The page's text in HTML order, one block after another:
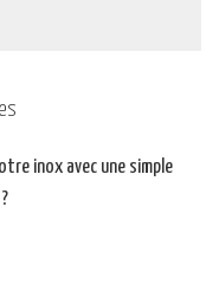
inox avec une simple